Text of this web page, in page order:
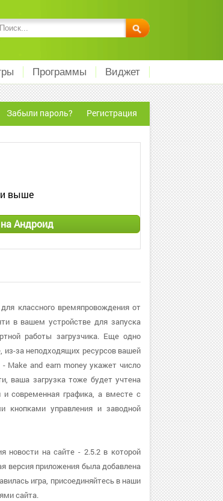
Программы Виджет
Забыли пароль? Регистрация
и выше
Андроид
классного времяпровождения от
в вашем устройстве для запуска
работы загрузчика. Еще одно
из-за неподходящих ресурсов вашей
and earn money укажет число
ваша загрузка тоже будет учтена
современная графика, а вместе с
кнопками управления и заводной
новости на сайте - 2.5.2 в которой
версия приложения была добавлена
игра, присоединяйтесь в наши
сайта.